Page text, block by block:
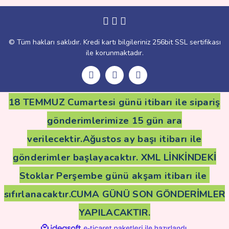
© Tüm hakları saklıdır. Kredi kartı bilgileriniz 256bit SSL sertifikası
ile korunmaktadır.
18 TEMMUZ Cumartesi günü itibarı ile sipariş
gönderimlerimize 15 gün ara
verilecektir.Ağustos ay başı itibarı ile
gönderimler başlayacaktır. XML LİNKİNDEKİ
Stoklar Perşembe günü akşam itibarı ile
sıfırlanacaktır.CUMA GÜNÜ SON GÖNDERİMLER
YAPILACAKTIR.